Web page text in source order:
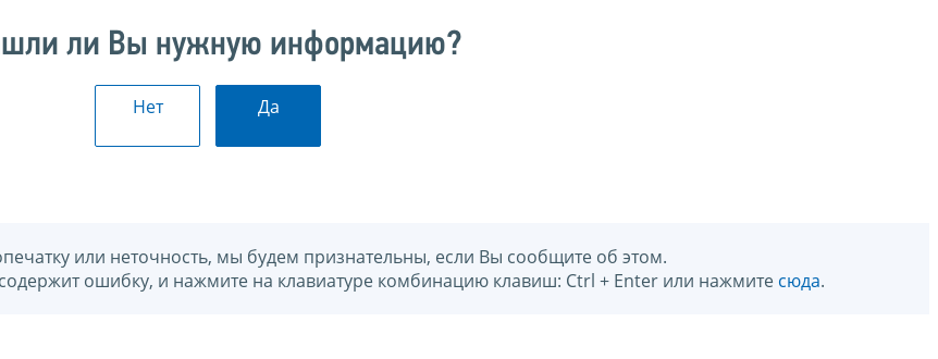
ли Вы нужную информацию?
Нет Да
или неточность, мы будем признательны, если Вы сообщите об этом.
ошибку, и нажмите на клавиатуре комбинацию клавиш: Ctrl + Enter или нажмите сюда.